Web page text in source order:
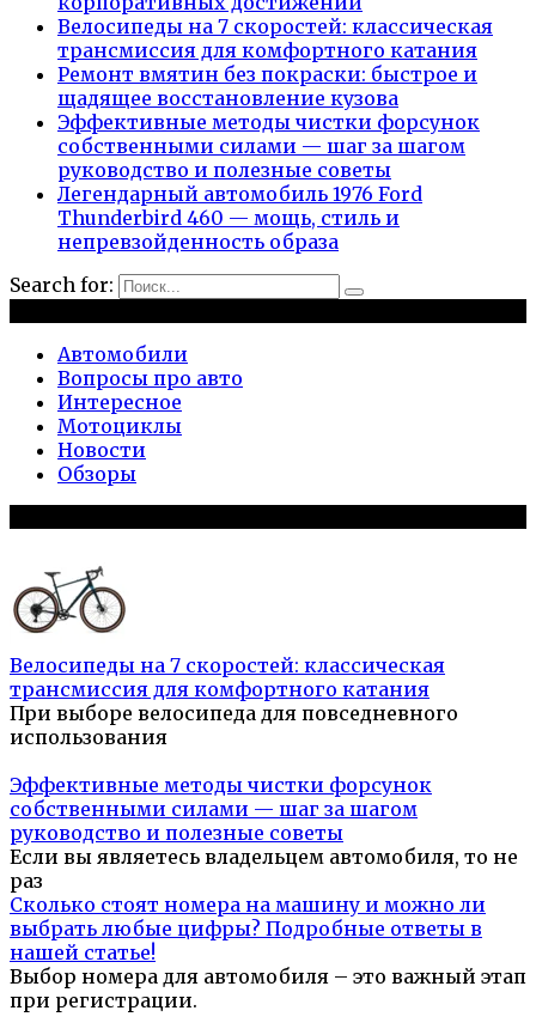
Велосипеды на 7 скоростей: классическая
трансмиссия для комфортного катания
Ремонт вмятин без покраски: быстрое и
щадящее восстановление кузова
Эффективные методы чистки форсунок
собственными силами — шаг за шагом
руководство и полезные советы
Легендарный автомобиль 1976 Ford
Thunderbird 460 — мощь, стиль и
непревзойденность образа
Search for:
Автомобили
Вопросы про авто
Интересное
Мотоциклы
Новости
Обзоры
Велосипеды на 7 скоростей: классическая
трансмиссия для комфортного катания
При выборе велосипеда для повседневного
использования
Эффективные методы чистки форсунок
собственными силами — шаг за шагом
руководство и полезные советы
Если вы являетесь владельцем автомобиля, то не
раз
Сколько стоят номера на машину и можно ли
выбрать любые цифры? Подробные ответы в
нашей статье!
Выбор номера для автомобиля – это важный этап
при регистрации.